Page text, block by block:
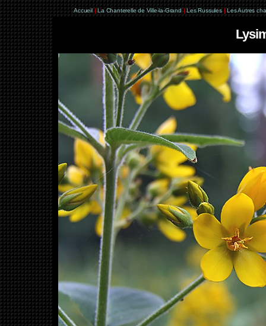
Accueil | La Chanterelle de Ville-la-Grand | Les Russules | Les Autres